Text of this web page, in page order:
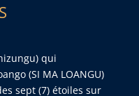
qui
(SI MA LOANGU)
sept (7) étoiles sur